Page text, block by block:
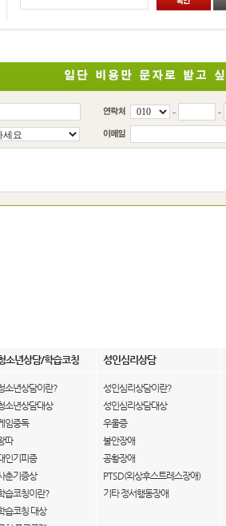
-
-
소년상담/학습코칭 성인심리상담
소년상담이란?
소년상담대상
임중독
따
인기피증
춘기증상
습코칭이란?
습코칭 대상
성인심리상담이란?
성인심리상담대상
우울증
불안장애
공황장애
PTSD(외상후스트레스장애)
기타 정서행동장애